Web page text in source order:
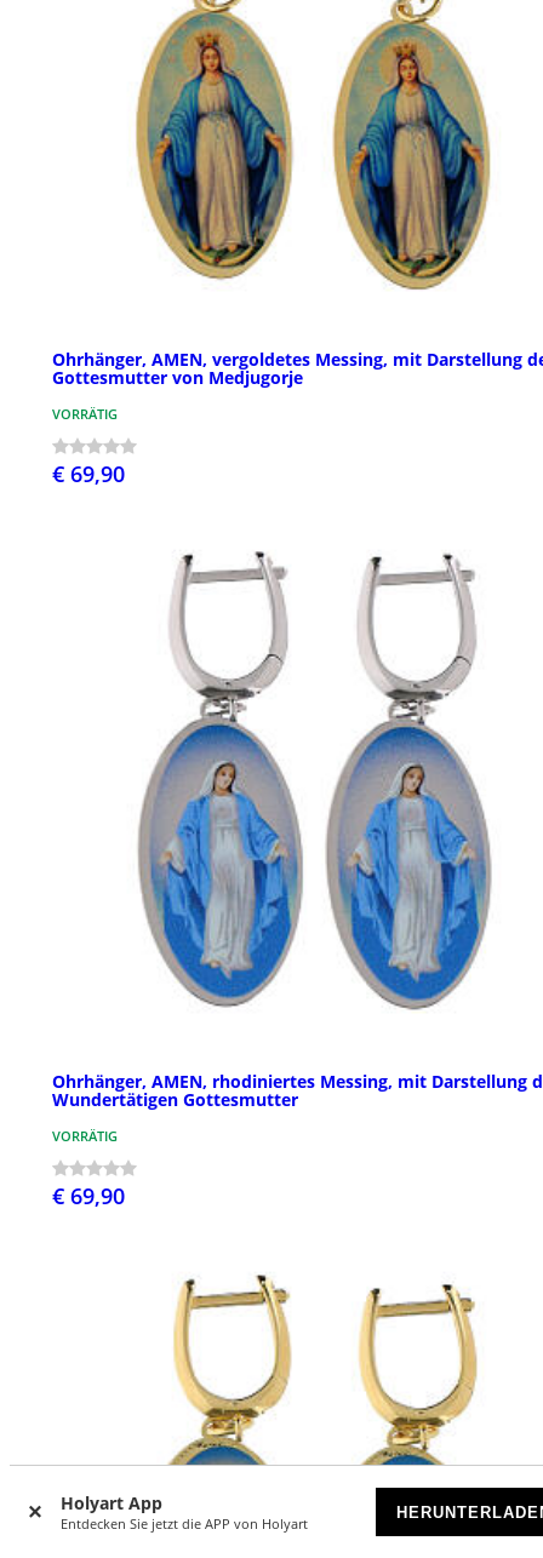
Holyart App
Entdecken Sie jetzt die APP von Holyart
Ohrhänger, AMEN, vergoldetes Messing, mit Darstellung
Gottesmutter von Medjugorje
VORRÄTIG
€ 69,90
Ohrhänger, AMEN, rhodiniertes Messing, mit Darstellung
Wundertätigen Gottesmutter
VORRÄTIG
€ 69,90